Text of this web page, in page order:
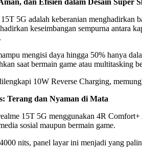
5G adalah keberanian
keseimbangan sempurna antara
mengisi daya hingga 50% hanya
saat bermain game atau multitasking
10W Reverse Charging,
Terang dan Nyaman di Mata
15T 5G menggunakan 4R
sosial maupun bermain game.
nits, panel layar ini menjadi yang